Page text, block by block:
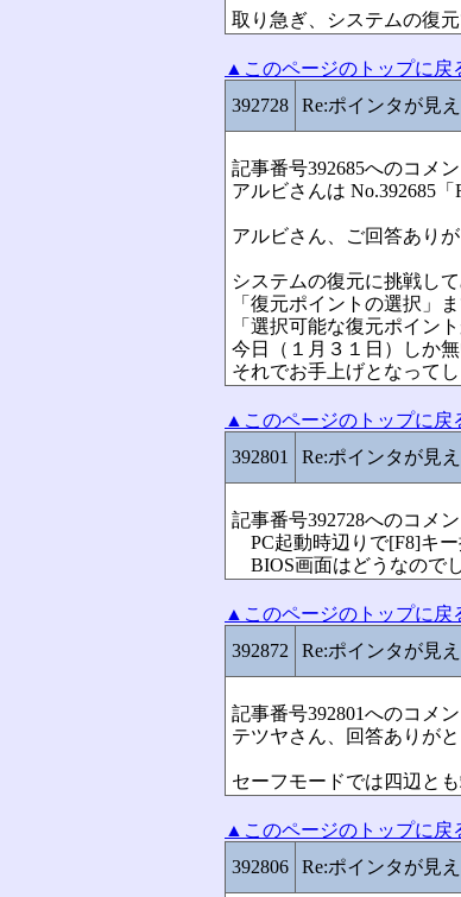
取り急ぎ、システムの復
▲このページのトップに戻
392728
Re:ポインタが見
記事番号392685へのコメン
アルビさんは No.392685
アルビさん、ご回答あり
システムの復元に挑戦して
「復元ポイントの選択」
「選択可能な復元ポイン
今日（１月３１日）しか
それでお手上げとなって
▲このページのトップに戻
392801
Re:ポインタが見
記事番号392728へのコメン
PC起動時辺りで[F8]キー
BIOS画面はどうなので
▲このページのトップに戻
392872
Re:ポインタが見
記事番号392801へのコメン
テツヤさん、回答ありが
セーフモードでは四辺と
▲このページのトップに戻
392806
Re:ポインタが見